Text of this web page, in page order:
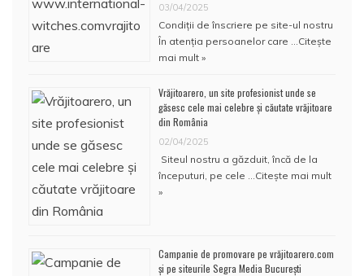
03/04/2025
Condiţii de înscriere pe site-ul nostru
În atenţia persoanelor care … Citește
mai mult »
Vrăjitoarero, un site profesionist unde se
găsesc cele mai celebre și căutate vrăjitoare
din România
02/04/2025
Siteul nostru a găzduit, încă de la
începuturi, pe cele … Citește mai mult
»
Campanie de promovare pe vrăjitoarero.com
și pe siteurile Segra Media București